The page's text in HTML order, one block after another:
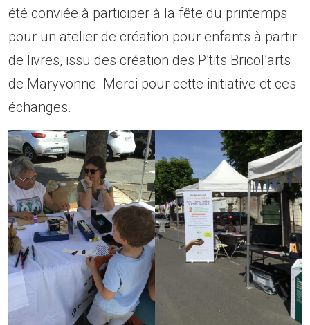
été conviée à participer à la fête du printemps
pour un atelier de création pour enfants à partir
de livres, issu des création des P’tits Bricol’arts
de Maryvonne. Merci pour cette initiative et ces
échanges.